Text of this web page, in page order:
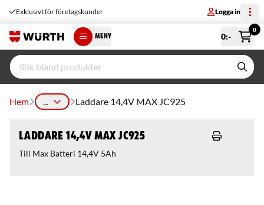
Exklusivt för företagskunder Logga in
MENY 0:-
0
Hem ... Laddare 14,4V MAX JC925
Laddare 14,4V MAX JC925